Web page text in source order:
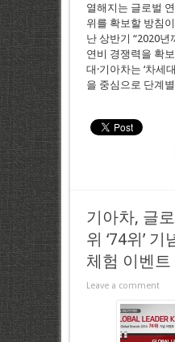
열해지는 글로벌
위를 확보할 방침
난 상반기 “2020년
연비 경쟁력을 확
대·기아차는 ‘차세
을 중심으로 단계
기아차, 글
위 ‘74위’
체험 이벤트
Leave a comment